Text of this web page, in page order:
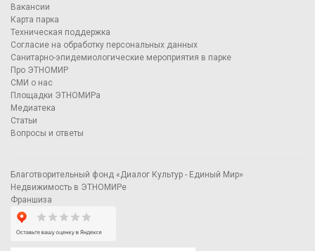
Вакансии
Карта парка
Техническая поддержка
Согласие на обработку персональных данных
Санитарно-эпидемиологические мероприятия в парке
Про ЭТНОМИР
СМИ о нас
Площадки ЭТНОМИРа
Медиатека
Статьи
Вопросы и ответы
Благотворительный фонд «Диалог Культур - Единый Мир»
Недвижимость в ЭТНОМИРе
Франшиза